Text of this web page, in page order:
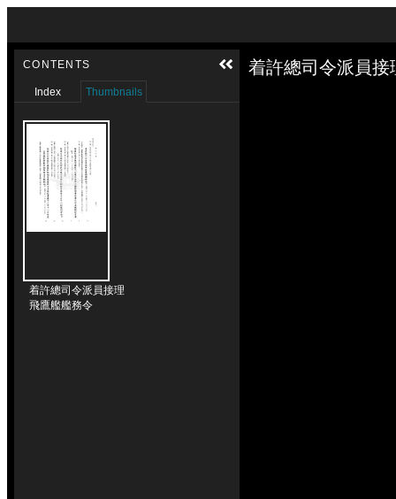
Media Viewer
着許總司令派員
CONTENTS
Index Thumbnails
着許總司令派員接理
飛鷹艦艦務令